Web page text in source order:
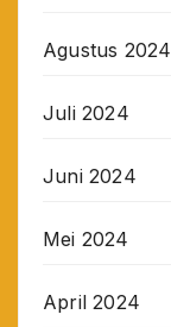
Agustus 2024
Juli 2024
Juni 2024
Mei 2024
April 2024